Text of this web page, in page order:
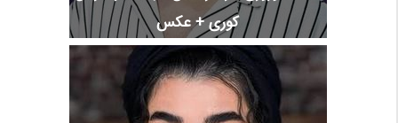
کوری + عکس